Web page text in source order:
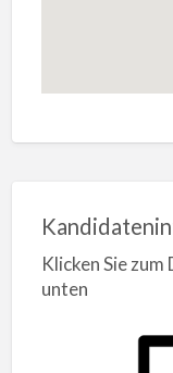
Klicken Sie
unten